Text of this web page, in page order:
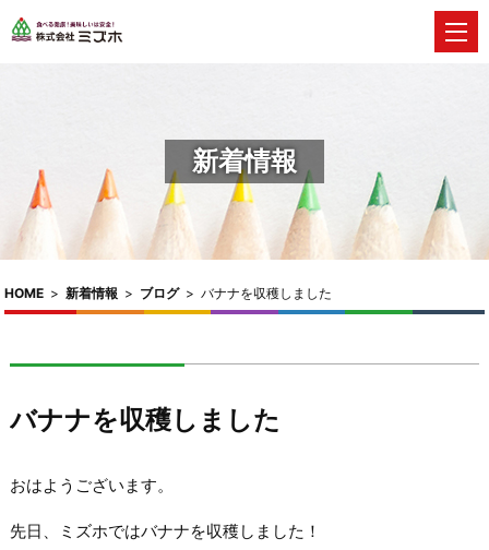
新着情報
HOME > 新着情報 > ブログ> バナナを収穫しました
バナナを収穫しました
おはようございます。
先日、ミズホではバナナを収穫しました！